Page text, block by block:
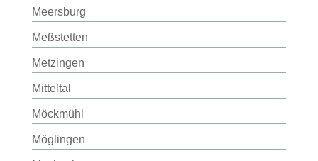
Meersburg
Meßstetten
Metzingen
Mitteltal
Möckmühl
Möglingen